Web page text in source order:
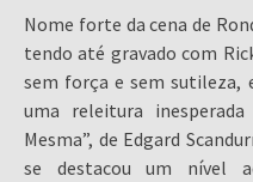
Nome forte da cena de
tendo até gravado com
sem força e sem
uma releitura
Mesma”, de Edgard
se destacou um nível